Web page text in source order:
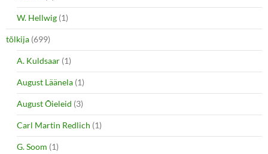
W. Hellwig (1)
tõlkija (699)
A. Kuldsaar (1)
August Läänela (1)
August Õieleid (3)
Carl Martin Redlich (1)
G. Soom (1)